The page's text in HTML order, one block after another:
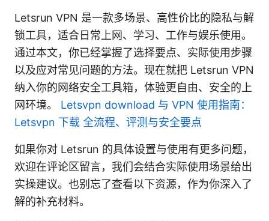
Letsrun VPN 是一款多场景、高性价比的隐私与解
锁工具，适合日常上网、学习、工作与娱乐使用。
通过本文，你已经掌握了选择要点、实际使用步骤
以及应对常见问题的方法。现在就把 Letsrun VPN
纳入你的网络安全工具箱，体验更自由、安全的上
网环境。 Letsvpn download 与 VPN 使用指南：
Letsvpn 下载 全流程、评测与安全要点
如果你对 Letsrun 的具体设置与使用有更多问题，
欢迎在评论区留言，我们会结合实际使用场景给出
实操建议。也别忘了查看以下资源，作为你深入了
解的补充材料。